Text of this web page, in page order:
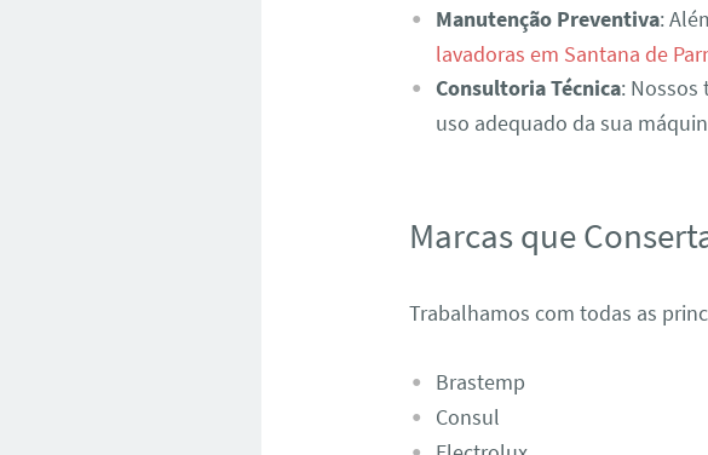
Manutenção Preventiva:
lavadoras em Santana de
Consultoria Técnica: Nossos
uso adequado da sua
Marcas que
Trabalhamos com todas as
Brastemp
Consul